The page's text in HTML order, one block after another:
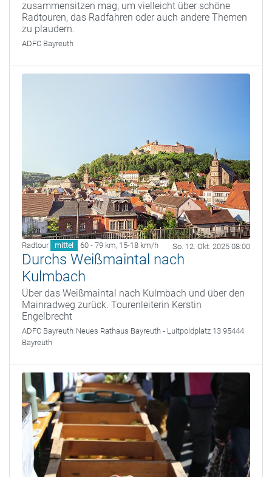
zusammensitzen mag, um vielleicht über schöne
Radtouren, das Radfahren oder auch andere Themen
zu plaudern.
ADFC Bayreuth
Radtour mittel 60 - 79 km, 15-18 km/h So. 12. Okt. 2025 08:00
Durchs Weißmaintal nach
Kulmbach
Über das Weißmaintal nach Kulmbach und über den
Mainradweg zurück. Tourenleiterin Kerstin
Engelbrecht
ADFC Bayreuth Neues Rathaus Bayreuth - Luitpoldplatz 13 95444
Bayreuth